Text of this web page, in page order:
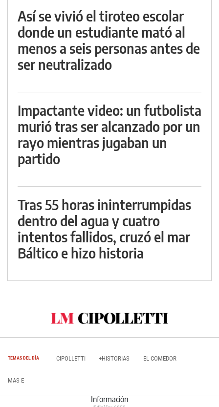
Así se vivió el tiroteo escolar
donde un estudiante mató al
menos a seis personas antes de
ser neutralizado
Impactante video: un futbolista
murió tras ser alcanzado por un
rayo mientras jugaban un
partido
Tras 55 horas ininterrumpidas
dentro del agua y cuatro
intentos fallidos, cruzó el mar
Báltico e hizo historia
TEMAS DEL DÍA CIPOLLETTI +HISTORIAS EL COMEDOR
MAS E
Información